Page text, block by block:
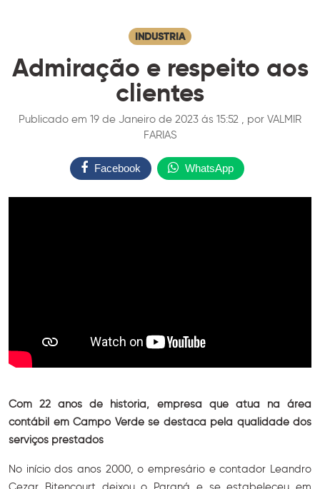
INDUSTRIA
Admiração e respeito aos
clientes
Publicado em 19 de Janeiro de 2023 ás 15:52 , por VALMIR
FARIAS
Facebook WhatsApp
Com 22 anos de história, empresa que atua na área
contábil em Campo Verde se destaca pela qualidade dos
serviços prestados
No início dos anos 2000, o empresário e contador Leandro